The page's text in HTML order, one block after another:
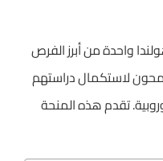
واحدة من أبرز الفرص
لاستكمال دراستهم
تقدم هذه المنحة